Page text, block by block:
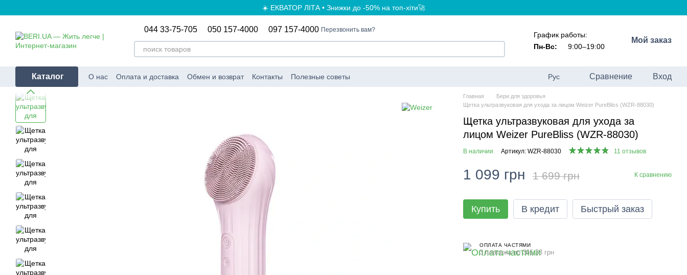
☀️ ЕКВАТОР ЛІТА • Знижки до -50% на топ-хіти🚀
044 33-75-705 050 157-4000 097 157-4000 Перезвонить вам?
График работы:
Пн-Вс:
9:00–19:00
Мой заказ
Каталог О нас Оплата и доставка Обмен и возврат Контакты Полезные советы Рус Сравнение Вход
Главная
Бери для здоровья
Щетка ультразвуковая для ухода за лицом Weizer PureBliss (WZR-88030)
Щетка ультразвуковая для ухода за
лицом Weizer PureBliss (WZR-88030)
В наличии Артикул: WZR-88030 11 отзывов
1 099 грн 1 699 грн К сравнению
Купить В кредит Быстрый заказ
ОПЛАТА ЧАСТЯМИ
3 платежа по 366.33 грн